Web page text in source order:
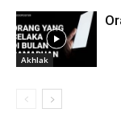
Akhlak